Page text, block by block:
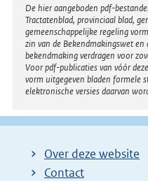
Disclaimer
De hier aangeboden pdf-
Tractatenblad, provinciaal blad,
gemeenschappelijke regeling
zin van de Bekendmakingswet
bekendmaking verdragen voor
Voor pdf-publicaties van vóór
vorm uitgegeven bladen formele
elektronische versies daarvan
Over deze website
Contact